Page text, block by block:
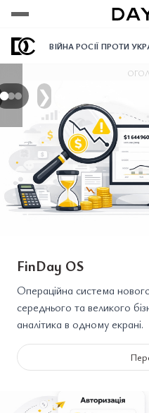
ВІЙНА РОСІЇ ПРОТИ
Переглянути
Переглянути
Переглянути
❯
FinDay OS
Операційна система
середнього та великого
аналітика в одному екрані.